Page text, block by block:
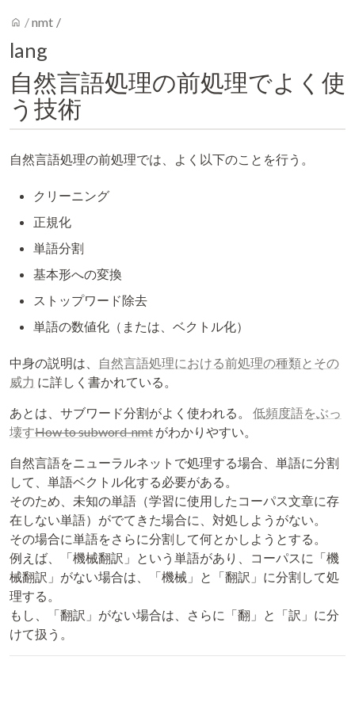
home /nmt /
lang
自然言語処理の前処理でよく使
う技術
自然言語処理の前処理では、よく以下のことを行う。
クリーニング
正規化
単語分割
基本形への変換
ストップワード除去
単語の数値化（または、ベクトル化）
中身の説明は、
自然言語処理における前処理の種類とその
威力 に詳しく書かれている。
あとは、サブワード分割がよく使われる。 低頻度語をぶっ
壊すHow to subword-nmt がわかりやすい。
自然言語をニューラルネットで処理する場合、単語に分割
して、単語ベクトル化する必要がある。
そのため、未知の単語（学習に使用したコーパス文章に存
在しない単語）がでてきた場合に、対処しようがない。
その場合に単語をさらに分割して何とかしようとする。
例えば、「機械翻訳」という単語があり、コーパスに「機
械翻訳」がない場合は、「機械」と「翻訳」に分割して処
理する。
もし、「翻訳」がない場合は、さらに「翻」と「訳」に分
けて扱う。